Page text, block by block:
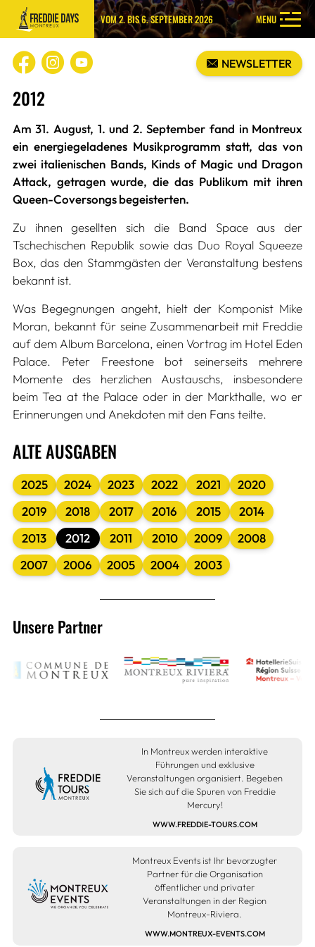
VOM 2. BIS 6. SEPTEMBER 2026 MENU
NEWSLETTER
2012
Am 31. August, 1. und 2. September fand in Montreux
ein energiegeladenes Musikprogramm statt, das von
zwei italienischen Bands, Kinds of Magic und Dragon
Attack, getragen wurde, die das Publikum mit ihren
Queen-Coversongs begeisterten.
Zu ihnen gesellten sich die Band Space aus der
Tschechischen Republik sowie das Duo Royal Squeeze
Box, das den Stammgästen der Veranstaltung bestens
bekannt ist.
Was Begegnungen angeht, hielt der Komponist Mike
Moran, bekannt für seine Zusammenarbeit mit Freddie
auf dem Album Barcelona, einen Vortrag im Hotel Eden
Palace. Peter Freestone bot seinerseits mehrere
Momente des herzlichen Austauschs, insbesondere
beim Tea at the Palace oder in der Markthalle, wo er
Erinnerungen und Anekdoten mit den Fans teilte.
ALTE AUSGABEN
2025 2024 2023 2022 2021
2020
2019
2018 2017 2016 2015
2014
2013
2012 2011 2010 2009
2008
2007
2006 2005 2004 2003
Unsere Partner
WWW.FREDDIE-TOURS.COM
In Montreux werden interaktive
Führungen und exklusive
Veranstaltungen organisiert. Begeben
Sie sich auf die Spuren von Freddie
Mercury!
WWW.MONTREUX-EVENTS.COM
Montreux Events ist Ihr bevorzugter
Partner für die Organisation
öffentlicher und privater
Veranstaltungen in der Region
Montreux-Riviera.